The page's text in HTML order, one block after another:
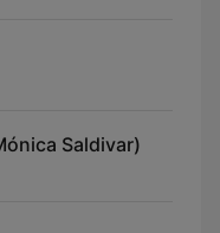
Saldivar)